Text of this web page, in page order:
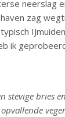
neerslag
zag
ik
stevige bries